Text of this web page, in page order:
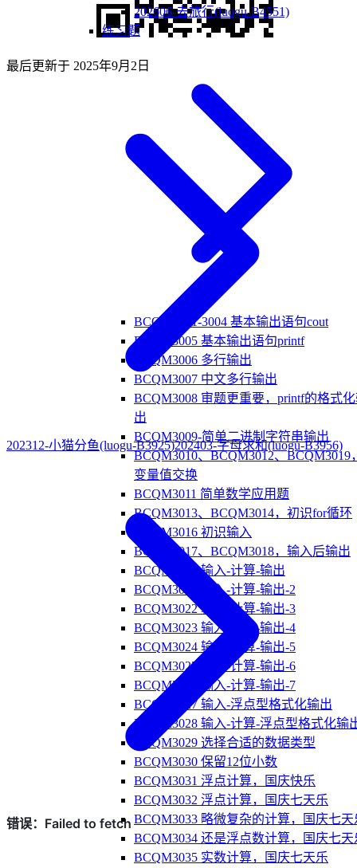
202606-去旅行(luogu-B4551)
练习题
BCQM3001-3004 基本输出语句cout
BCQM3005 基本输出语句printf
BCQM3006 多行输出
BCQM3007 中文多行输出
BCQM3008 审题更重要，printf的格式
出
BCQM3009-简单二进制字符串输出
BCQM3010、BCQM3012、BCQM3019
变量值交换
BCQM3011 简单数学应用题
BCQM3013、BCQM3014，初识for循环
BCQM3016 初识输入
BCQM3017、BCQM3018，输入后输出
BCQM3020 输入-计算-输出
BCQM3021 输入-计算-输出-2
BCQM3022 输入-计算-输出-3
BCQM3023 输入-计算-输出-4
BCQM3024 输入-计算-输出-5
BCQM3025 输入-计算-输出-6
BCQM3026 输入-计算-输出-7
BCQM3027 输入-浮点型格式化输出
BCQM3028 输入-计算-浮点型格式化输
BCQM3029 选择合适的数据类型
BCQM3030 保留12位小数
BCQM3031 浮点计算，国庆快乐
BCQM3032 浮点计算，国庆七天乐
BCQM3033 略微复杂的计算，国庆七天
BCQM3034 还是浮点数计算，国庆七天
BCQM3035 实数计算，国庆七天乐
最后更新于 2025年9月2日
202312-小猫分鱼(luogu-B3925)202403-字母求和(luogu-B3956)